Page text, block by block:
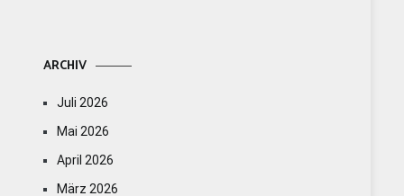
ARCHIV
Juli 2026
Mai 2026
April 2026
März 2026